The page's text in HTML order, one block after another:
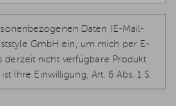
Daten (E-Mail-
GmbH ein, um mich per E-
derzeit nicht verfügbare Produkt
Ihre Einwilligung, Art. 6 Abs. 1 S.
info@weststyle.dewiderrufen